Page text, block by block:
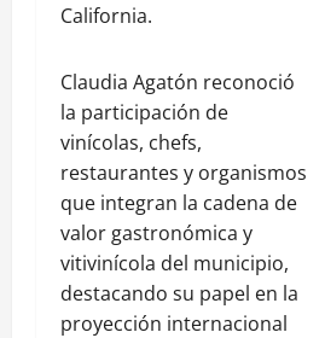
California.
Claudia Agatón reconoció
la participación de
vinícolas, chefs,
restaurantes y organismos
que integran la cadena de
valor gastronómica y
vitivinícola del municipio,
destacando su papel en la
proyección internacional